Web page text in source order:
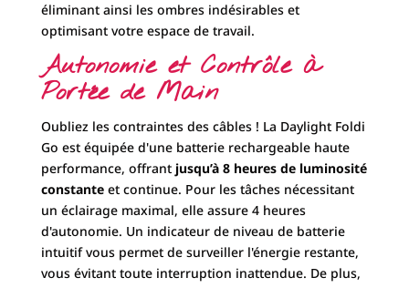
éliminant ainsi les ombres indésirables et
optimisant votre espace de travail.
Autonomie et Contrôle à
Portée de Main
Oubliez les contraintes des câbles ! La Daylight Foldi
Go est équipée d'une batterie rechargeable haute
performance, offrant jusqu’à 8 heures de luminosité
constanteet continue. Pour les tâches nécessitant
un éclairage maximal, elle assure 4 heures
d'autonomie. Un indicateur de niveau de batterie
intuitif vous permet de surveiller l'énergie restante,
vous évitant toute interruption inattendue. De plus,